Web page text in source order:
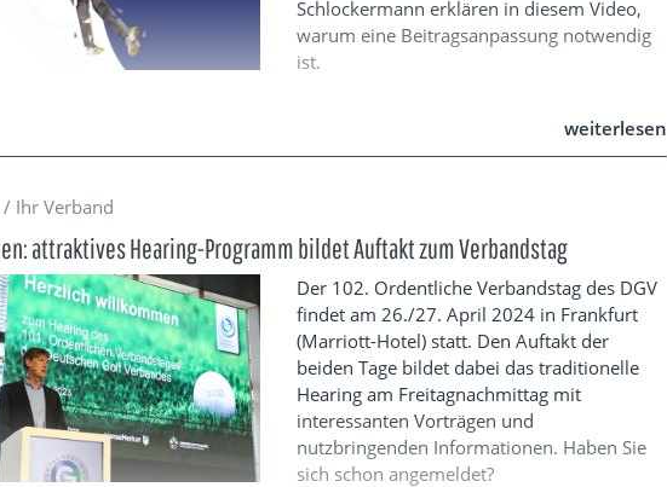
Schlockermann erklären in diesem Video,
warum eine Beitragsanpassung notwendig
ist.
weiterlesen
Ihr Verband
attraktives Hearing-Programm bildet Auftakt zum Verbandstag
Der 102. Ordentliche Verbandstag des DGV
findet am 26./27. April 2024 in Frankfurt
(Marriott-Hotel) statt. Den Auftakt der
beiden Tage bildet dabei das traditionelle
Hearing am Freitagnachmittag mit
interessanten Vorträgen und
nutzbringenden Informationen. Haben Sie
sich schon angemeldet?